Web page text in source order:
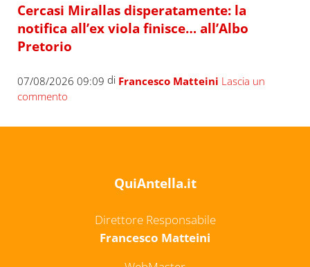
Cercasi Mirallas disperatamente: la
notifica all’ex viola finisce… all’Albo
Pretorio
07/08/2026 09:09 di Francesco Matteini Lascia un
commento
QuiAntella.it
Direttore Responsabile
Francesco Matteini